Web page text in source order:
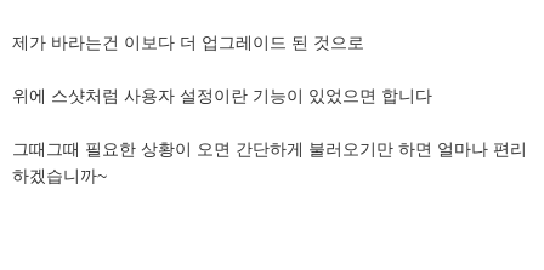
제가 바라는건 이보다 더 업그레이드 된 것으로
위에 스샷처럼 사용자 설정이란 기능이 있었으면 합니다
그때그때 필요한 상황이 오면 간단하게 불러오기만 하면 얼마나 편리
하겠습니까~